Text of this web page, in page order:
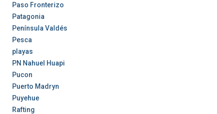
Paso Fronterizo
Patagonia
Península Valdés
Pesca
playas
PN Nahuel Huapi
Pucon
Puerto Madryn
Puyehue
Rafting